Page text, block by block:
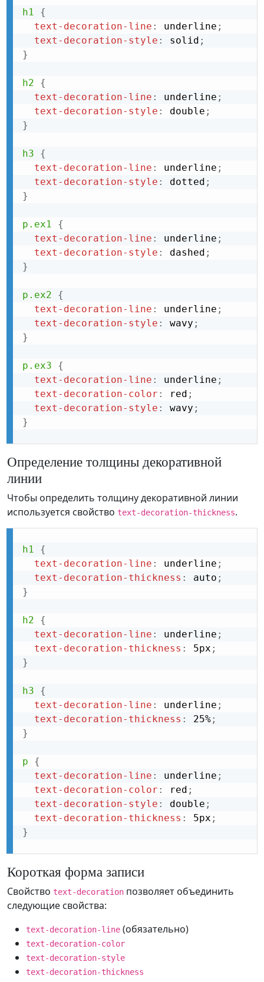
h1
{
text-decoration-line : underline ;
text-decoration-style : solid ;
}
h2
{
text-decoration-line : underline ;
text-decoration-style : double ;
}
h3
{
text-decoration-line : underline ;
text-decoration-style : dotted ;
}
p.ex1
{
text-decoration-line : underline ;
text-decoration-style : dashed ;
}
p.ex2
{
text-decoration-line : underline ;
text-decoration-style : wavy ;
}
p.ex3
{
text-decoration-line : underline ;
text-decoration-color : red ;
text-decoration-style : wavy ;
}
Определение толщины декоративной
линии
Чтобы определить толщину декоративной линии
используется свойство text-decoration-thickness.
h1
{
text-decoration-line : underline ;
text-decoration-thickness : auto ;
}
h2
{
text-decoration-line : underline ;
text-decoration-thickness : 5px ;
}
h3
{
text-decoration-line : underline ;
text-decoration-thickness : 25%;
}
p
{
text-decoration-line : underline ;
text-decoration-color : red ;
text-decoration-style : double ;
text-decoration-thickness : 5px ;
}
Короткая форма записи
Свойство text-decoration позволяет объединить
следующие свойства:
text-decoration-line (обязательно)
text-decoration-color
text-decoration-style
text-decoration-thickness